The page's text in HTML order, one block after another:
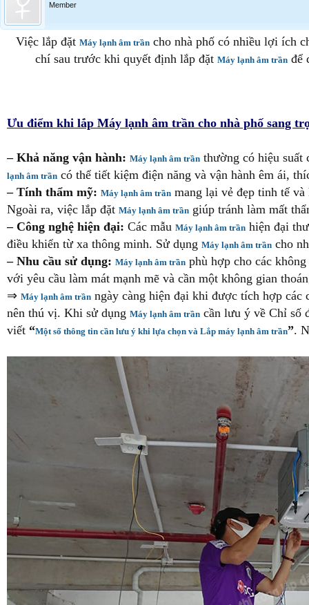
Member
Việc lắp đặt Máy lạnh âm trần cho nhà phố có nhiều lợi ích
chí sau trước khi quyết định lắp đặt Máy lạnh âm trần để
Ưu điểm khi lắp Máy lạnh âm trần cho nhà phố sang
– Khả năng vận hành: Máy lạnh âm trần thường có hiệu suất
lạnh âm trần có thể tiết kiệm điện năng và vận hành êm ái,
– Tính thẩm mỹ: Máy lạnh âm trần mang lại vẻ đẹp tinh tế
Ngoài ra, việc lắp đặt Máy lạnh âm trần giúp tránh làm mất
– Công nghệ hiện đại: Các mẫu Máy lạnh âm trần hiện đại
điều khiển từ xa thông minh. Sử dụng Máy lạnh âm trần cho
– Nhu cầu sử dụng: Máy lạnh âm trần phù hợp cho các
với yêu cầu làm mát mạnh mẽ và cần một không gian
⇒ Máy lạnh âm trần ngày càng hiện đại khi được tích hợp
nên thú vị. Khi sử dụng Máy lạnh âm trần cần lưu ý về Chỉ số
viết “Một số thông tin cần lưu ý khi lựa chọn và Lắp máy lạnh âm trần”.